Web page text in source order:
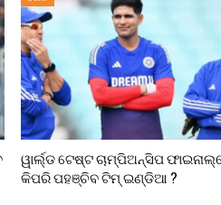
ୱାର୍ଲ୍ଡ ଟେଷ୍ଟ ଚାମ୍ପିଅନ୍‌ସିପ
କିପରି ପହଞ୍ଚିବ ଟିମ୍ ଇଣ୍ଡିଆ ?